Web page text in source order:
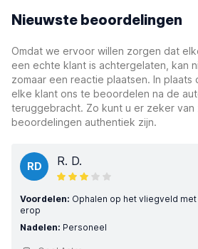
Nieuwste beoordelingen
Omdat we ervoor willen zorgen dat
een echte klant is achtergelaten, kan
zomaar een reactie plaatsen. In plaats
elke klant ons te beoordelen na de
teruggebracht. Zo kunt u er zeker van
beoordelingen authentiek zijn.
RD R. D.
Voordelen: Ophalen op het vliegveld
erop
Nadelen: Personeel